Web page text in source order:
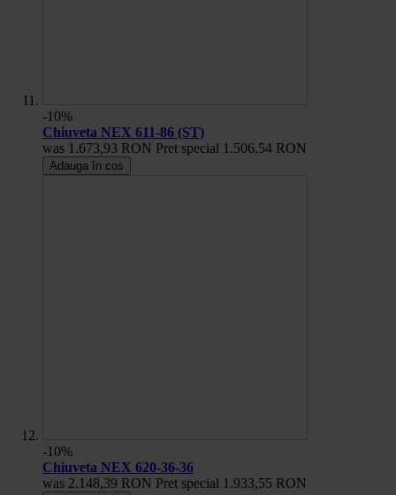
-10%
Chiuveta NEX 611-86 (ST)
was 1.673,93 RON Pret special 1.506,54 RON
Adauga în cos
-10%
Chiuveta NEX 620-36-36
was 2.148,39 RON Pret special 1.933,55 RON